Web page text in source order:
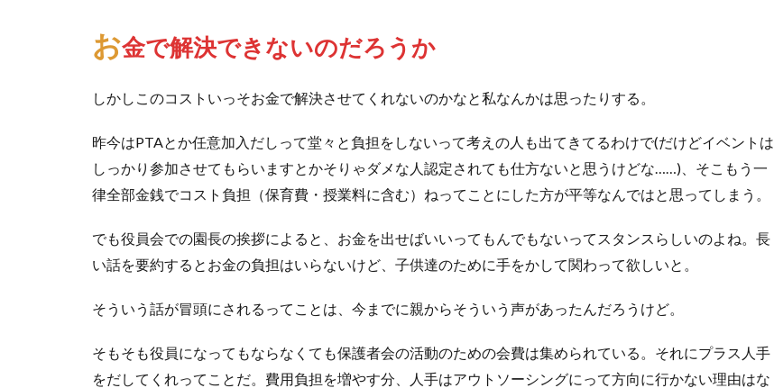
お金で解決できないのだろうか
しかしこのコストいっそお金で解決させてくれないのかなと私なんかは思ったりする。
昨今はPTAとか任意加入だしって堂々と負担をしないって考えの人も出てきてるわけで(だけどイベントは
しっかり参加させてもらいますとかそりゃダメな人認定されても仕方ないと思うけどな……)、そこもう一
律全部金銭でコスト負担（保育費・授業料に含む）ねってことにした方が平等なんではと思ってしまう。
でも役員会での園長の挨拶によると、お金を出せばいいってもんでもないってスタンスらしいのよね。長
い話を要約するとお金の負担はいらないけど、子供達のために手をかして関わって欲しいと。
そういう話が冒頭にされるってことは、今までに親からそういう声があったんだろうけど。
そもそも役員になってもならなくても保護者会の活動のための会費は集められている。それにプラス人手
をだしてくれってことだ。費用負担を増やす分、人手はアウトソーシングにって方向に行かない理由はな